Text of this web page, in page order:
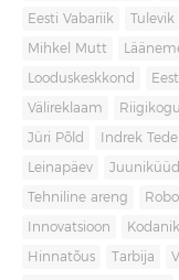
Eesti Vabariik Tulevik
Mihkel Mutt
Looduskeskkond
Välireklaam Riigikogu
Jüri Põld Indrek
Leinapäev
Tehniline areng
Innovatsioon
Hinnatõus Tarbija